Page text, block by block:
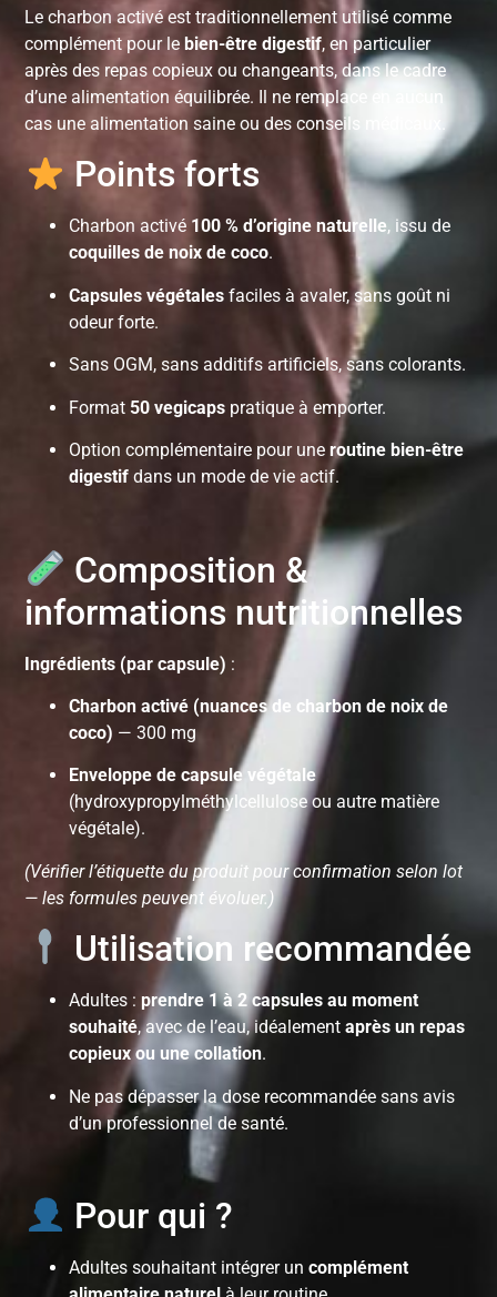
Le charbon activé est traditionnellement utilisé comme
complément pour lebien-être digestif, en particulier
après des repas copieux ou changeants, dans le cadre
d’une alimentation équilibrée. Il ne remplace en aucun
cas une alimentation saine ou des conseils médicaux.
Points forts
Charbon activé 100 % d’origine naturelle, issu de
coquilles de noix de coco.
Capsules végétales faciles à avaler, sans goût ni
odeur forte.
Sans OGM, sans additifs artificiels, sans colorants.
Format50 vegicaps pratique à emporter.
Option complémentaire pour uneroutine bien-être
digestif dans un mode de vie actif.
Composition &
informations nutritionnelles
Ingrédients (par capsule) :
Charbon activé (nuances de charbon de noix de
coco) — 300 mg
Enveloppe de capsule végétale
(hydroxypropylméthylcellulose ou autre matière
végétale).
(Vérifier l’étiquette du produit pour confirmation selon lot
— les formules peuvent évoluer.)
Utilisation recommandée
Adultes :prendre 1 à 2 capsules au moment
souhaité, avec de l’eau, idéalementaprès un repas
copieux ou une collation.
Ne pas dépasser la dose recommandée sans avis
d’un professionnel de santé.
Pour qui ?
Adultes souhaitant intégrer uncomplément